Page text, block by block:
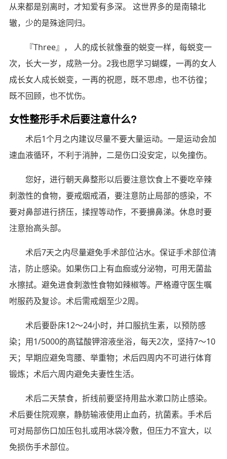
从来都是别离时，才知爱有多深。 这世界多的是南辕北
辙，少的是殊途同归。
『Three』， 人的成长就像蚕的蜕变一样，每蜕变一
次，长大一岁，成熟一分。2我也愿学习蝴蝶，一再的女人
成长女人成长蜕变，一再的祝愿，既不思虑，也不彷徨；
既不回顾，也不忧伤。
女性整形手术后要注意什么?
术后1个月之内建议尽量不要大量运动。一是运动会加
速血液循环，不利于消肿，二是伤口没安定，以免撞伤。
您好，进行朝天鼻整形以后要注意饮食上不要吃辛辣
刺激性的食物，要戒烟戒酒，要注意防止局部的感染，不
要对鼻部进行挤压，揉捏等动作，不要擤鼻涕。休息时要
注意抬高头部。
术后7天之内尽量避免手术部位沾水。保证手术部位清
洁，防止感染。如果伤口上有血痂或分泌物，可用无菌盐
水擦拭。避免进食刺激性食物如辣椒等。严格遵守医生嘱
咐服药及复诊。术后需戒烟至少2周。
术后要卧床12～24小时，并口服抗生素，以预防感
染；用1/5000的高锰酸钾溶液坐浴，每天2次，坚持7～10
天；早期应避免弯腰、举重物；术后四周内不可进行体育
锻炼；术后六周内避免夫妻性生活。
术后二天禁食，折线前要坚持用盐水漱口防止感染。
术后要住院观察，静肪输液使用止血药，抗菌素。手术后
可对局部伤口加压包扎或用冰袋冷敷，但压力不宜大，以
免损伤手术部位。